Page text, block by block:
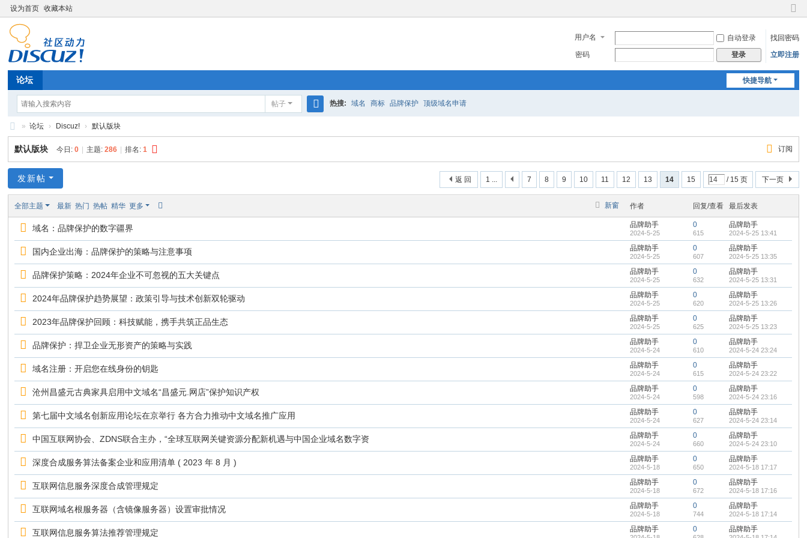
设为首页 收藏本站
切
到
窄
用户名 自动登录
找回密码
密码
登录 立即注册
快捷导航
论坛
帖子
索
热搜: 域名 商标 品牌保护 顶级域名申请
策
信
智
库
» 论坛 › Discuz! › 默认版块
订阅
默认版块 今日:0 主题:286 排名:1
1 ... 7 8 9 10 11 12 13 14 15 / 15 页 下一页
返 回
发新帖
新窗
全部主题 最新 热门 热帖 精华 更多 作者 回复/查看 最后发表
域名：品牌保护的数字疆界 品牌助手
2024-5-25
0
615
品牌助手
2024-5-25 13:41
国内企业出海：品牌保护的策略与注意事项 品牌助手
2024-5-25
0
607
品牌助手
2024-5-25 13:35
品牌保护策略：2024年企业不可忽视的五大关键点 品牌助手
2024-5-25
0
632
品牌助手
2024-5-25 13:31
2024年品牌保护趋势展望：政策引导与技术创新双轮驱动 品牌助手
2024-5-25
0
620
品牌助手
2024-5-25 13:26
2023年品牌保护回顾：科技赋能，携手共筑正品生态 品牌助手
2024-5-25
0
625
品牌助手
2024-5-25 13:23
品牌保护：捍卫企业无形资产的策略与实践 品牌助手
2024-5-24
0
610
品牌助手
2024-5-24 23:24
域名注册：开启您在线身份的钥匙 品牌助手
2024-5-24
0
615
品牌助手
2024-5-24 23:22
沧州昌盛元古典家具启用中文域名“昌盛元.网店”保护知识产权 品牌助手
2024-5-24
0
598
品牌助手
2024-5-24 23:16
第七届中文域名创新应用论坛在京举行 各方合力推动中文域名推广应用 品牌助手
2024-5-24
0
627
品牌助手
2024-5-24 23:14
中国互联网协会、ZDNS联合主办，“全球互联网关键资源分配新机遇与中国企业域名数字资 品牌助手
2024-5-24
0
660
品牌助手
2024-5-24 23:10
深度合成服务算法备案企业和应用清单 ( 2023 年 8 月 ) 品牌助手
2024-5-18
0
650
品牌助手
2024-5-18 17:17
互联网信息服务深度合成管理规定 品牌助手
2024-5-18
0
672
品牌助手
2024-5-18 17:16
互联网域名根服务器（含镜像服务器）设置审批情况 品牌助手
2024-5-18
0
744
品牌助手
2024-5-18 17:14
互联网信息服务算法推荐管理规定 品牌助手 0 品牌助手